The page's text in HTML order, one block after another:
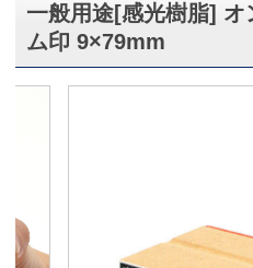
一般用途[感光樹脂]
ム印 9×79mm